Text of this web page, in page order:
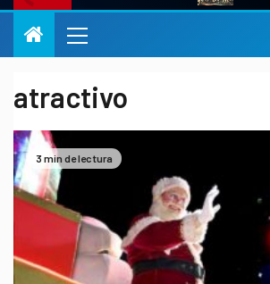
atractivo
3 min de lectura